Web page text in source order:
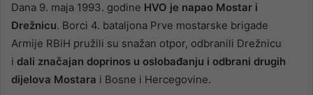
Dana 9. maja 1993. godine HVO je napao Mostar i
Drežnicu. Borci 4. bataljona Prve mostarske brigade
Armije RBiH pružili su snažan otpor, odbranili Drežnicu
i dali značajan doprinos u oslobađanju i odbrani drugih
dijelova Mostara i Bosne i Hercegovine.